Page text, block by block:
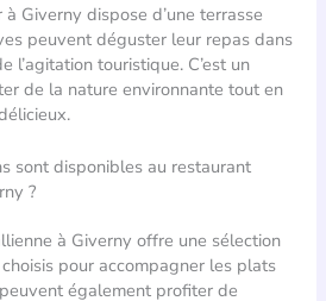
Giverny dispose d’une terrasse
peuvent déguster leur repas dans
l’agitation touristique. C’est un
de la nature environnante tout en
sont disponibles au restaurant
?
à Giverny offre une sélection
pour accompagner les plats
également profiter de